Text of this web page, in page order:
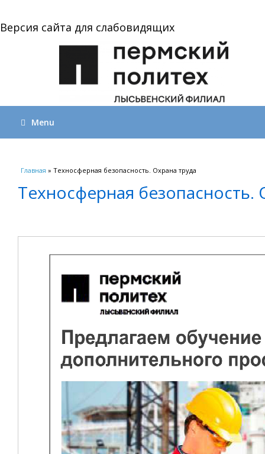
Версия сайта для слабовидящих
Menu
Вы здесь
Главная » Техносферная безопасность. Охрана труда
Техносферная безопасность.